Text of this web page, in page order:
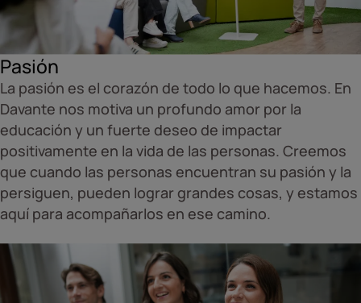
Pasión
La pasión es el corazón de todo lo que hacemos. En
Davante nos motiva un profundo amor por la
educación y un fuerte deseo de impactar
positivamente en la vida de las personas. Creemos
que cuando las personas encuentran su pasión y la
persiguen, pueden lograr grandes cosas, y estamos
aquí para acompañarlos en ese camino.